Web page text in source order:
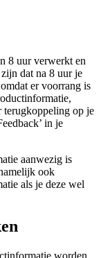
8 uur verwerkt en
dat na 8 uur je
er voorrang is
terugkoppeling op je
in je
aanwezig is
ook
als je deze wel
worden